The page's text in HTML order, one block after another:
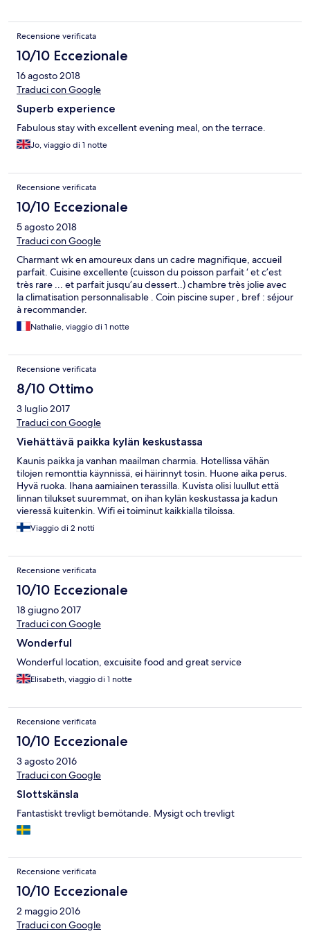
Recensione verificata
10/10 Eccezionale
16 agosto 2018
Traduci con Google
Superb experience
Fabulous stay with excellent evening meal, on the terrace.
Jo, viaggio di 1 notte
Recensione verificata
10/10 Eccezionale
5 agosto 2018
Traduci con Google
Charmant wk en amoureux dans un cadre magnifique, accueil
parfait. Cuisine excellente (cuisson du poisson parfait ‘ et c’est
très rare ... et parfait jusqu’au dessert..) chambre très jolie avec
la climatisation personnalisable . Coin piscine super , bref : séjour
à recommander.
Nathalie, viaggio di 1 notte
Recensione verificata
8/10 Ottimo
3 luglio 2017
Traduci con Google
Viehättävä paikka kylän keskustassa
Kaunis paikka ja vanhan maailman charmia. Hotellissa vähän
tilojen remonttia käynnissä, ei häirinnyt tosin. Huone aika perus.
Hyvä ruoka. Ihana aamiainen terassilla. Kuvista olisi luullut että
linnan tilukset suuremmat, on ihan kylän keskustassa ja kadun
vieressä kuitenkin. Wifi ei toiminut kaikkialla tiloissa.
Viaggio di 2 notti
Recensione verificata
10/10 Eccezionale
18 giugno 2017
Traduci con Google
Wonderful
Wonderful location, excuisite food and great service
Elisabeth, viaggio di 1 notte
Recensione verificata
10/10 Eccezionale
3 agosto 2016
Traduci con Google
Slottskänsla
Fantastiskt trevligt bemötande. Mysigt och trevligt
Recensione verificata
10/10 Eccezionale
2 maggio 2016
Traduci con Google